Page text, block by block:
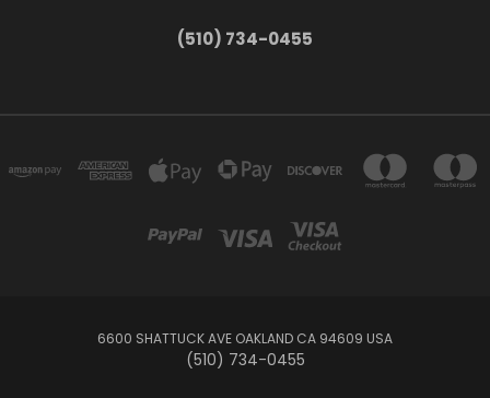
(510) 734-0455
6600 SHATTUCK AVE OAKLAND CA 94609 USA
(510) 734-0455